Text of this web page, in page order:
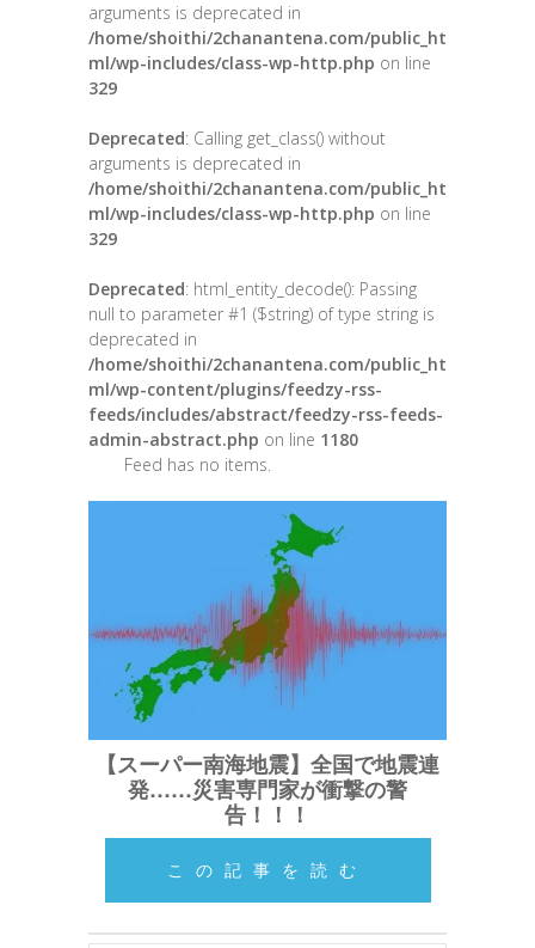
arguments is deprecated in
/home/shoithi/2chanantena.com/public_ht
ml/wp-includes/class-wp-http.php on line
329
Deprecated: Calling get_class() without
arguments is deprecated in
/home/shoithi/2chanantena.com/public_ht
ml/wp-includes/class-wp-http.php on line
329
Deprecated: html_entity_decode(): Passing
null to parameter #1 ($string) of type string is
deprecated in
/home/shoithi/2chanantena.com/public_ht
ml/wp-content/plugins/feedzy-rss-
feeds/includes/abstract/feedzy-rss-feeds-
admin-abstract.php on line 1180
Feed has no items.
【スーパー南海地震】全国で地震連
発……災害専門家が衝撃の警
告！！！
この記事を読む